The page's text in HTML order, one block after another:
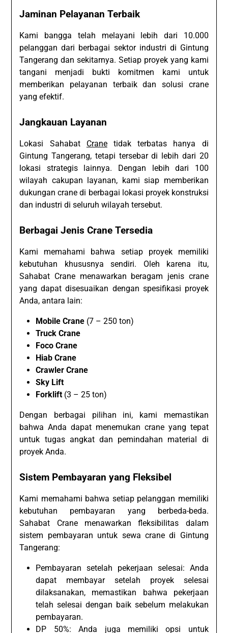
Jaminan Pelayanan Terbaik
Kami bangga telah melayani lebih dari 10.000
pelanggan dari berbagai sektor industri di Gintung
Tangerang dan sekitarnya. Setiap proyek yang kami
tangani menjadi bukti komitmen kami untuk
memberikan pelayanan terbaik dan solusi crane
yang efektif.
Jangkauan Layanan
Lokasi Sahabat Cranetidak terbatas hanya di
Gintung Tangerang, tetapi tersebar di lebih dari 20
lokasi strategis lainnya. Dengan lebih dari 100
wilayah cakupan layanan, kami siap memberikan
dukungan crane di berbagai lokasi proyek konstruksi
dan industri di seluruh wilayah tersebut.
Berbagai Jenis Crane Tersedia
Kami memahami bahwa setiap proyek memiliki
kebutuhan khususnya sendiri. Oleh karena itu,
Sahabat Crane menawarkan beragam jenis crane
yang dapat disesuaikan dengan spesifikasi proyek
Anda, antara lain:
Mobile Crane (7 – 250 ton)
Truck Crane
Foco Crane
Hiab Crane
Crawler Crane
Sky Lift
Forklift (3 – 25 ton)
Dengan berbagai pilihan ini, kami memastikan
bahwa Anda dapat menemukan crane yang tepat
untuk tugas angkat dan pemindahan material di
proyek Anda.
Sistem Pembayaran yang Fleksibel
Kami memahami bahwa setiap pelanggan memiliki
kebutuhan pembayaran yang berbeda-beda.
Sahabat Crane menawarkan fleksibilitas dalam
sistem pembayaran untuk sewa crane di Gintung
Tangerang:
Pembayaran setelah pekerjaan selesai: Anda
dapat membayar setelah proyek selesai
dilaksanakan, memastikan bahwa pekerjaan
telah selesai dengan baik sebelum melakukan
pembayaran.
DP 50%: Anda juga memiliki opsi untuk